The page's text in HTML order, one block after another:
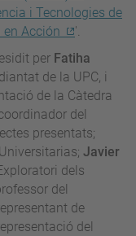
i Tecnologies de
en Acción
'.
per Fatiha
de la UPC, i
de la Càtedra
del
presentats;
Javier
dels
del
de
del